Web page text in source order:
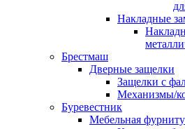
Накладные
Брестмаш
Дверные защелки
Защелки с
Механизмы/
Буревестник
Мебельная